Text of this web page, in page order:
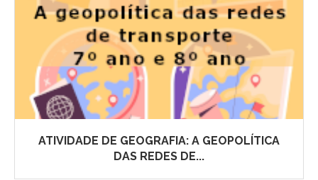
ATIVIDADE DE GEOGRAFIA: A GEOPOLÍTICA
DAS REDES DE...